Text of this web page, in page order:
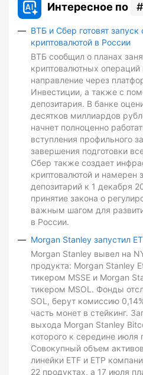
Интересное по
ВТБ и Сбер готовят
криптовалютой в России
ВТБ сообщил о планах
криптовалютных операций
направление через
Инвестиции, а также с
депозитария. В банке
десятков миллиардов
начнет полноценно
вступления профильного
завершения подготовки
Сбер также создает
криптовалютой и намерен
депозитарий к 1 декабря
принятие закона о
важным шагом для
в России.
Morgan Stanley запустил
Morgan Stanley вывел на
продукта: Morgan Stanley
тикером MSSE и Morgan
тикером MSOL. Фонды
SOL, берут комиссию
часть монет в стейкинг.
выхода Morgan Stanley
которого к середине
Совокупный объем
линейки ETF и ETP
22 продуктах, а 17 июля